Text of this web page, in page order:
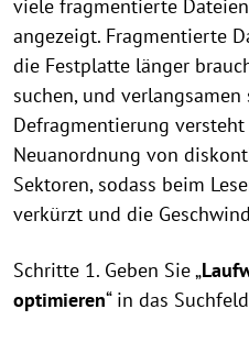
viele fragmentierte
angezeigt. Fragmentierte
die Festplatte länger
suchen, und verlangsamen
Defragmentierung
Neuanordnung von
Sektoren, sodass beim
verkürzt und die
Schritte 1. Geben Sie „
optimieren“ in das